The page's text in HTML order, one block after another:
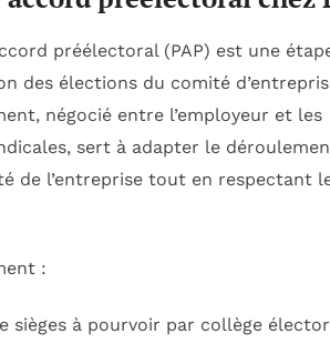
préélectoral (PAP) est une
des élections du comité
négocié entre l’employeur et les
sert à adapter le
de l’entreprise tout en respectant
:
sièges à pourvoir par collège